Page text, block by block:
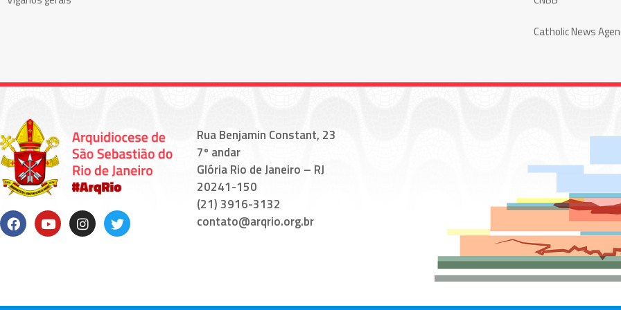
Catholic News
Rua Benjamin Constant, 23
7º andar
Glória Rio de Janeiro – RJ
20241-150
(21) 3916-3132
contato@arqrio.org.br